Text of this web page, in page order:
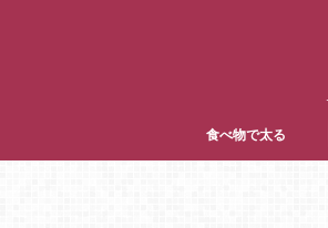
食べ物で太る